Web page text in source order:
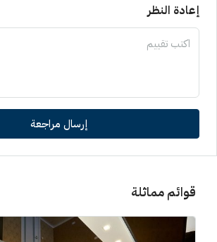
إعادة النظر
إرسال مراجعة
قوائم مماثلة